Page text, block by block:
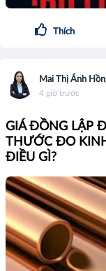
Thích
Mai Thị Ánh
4 giờ trước
GIÁ ĐỒNG LẬP
THƯỚC ĐO
ĐIỀU GÌ?